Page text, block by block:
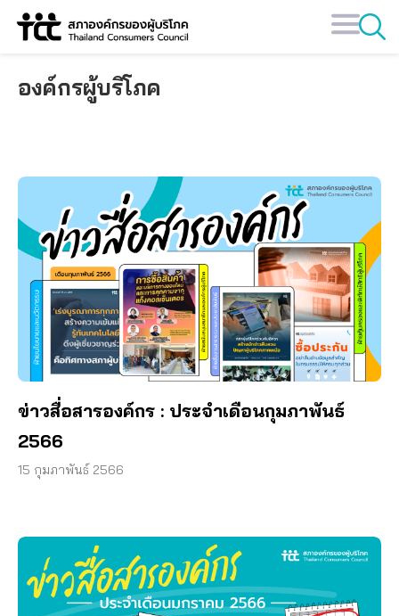
Skip
องค์กรผู้บริโภค
ข่าวสื่อสารองค์กร : ประจำเดือนกุมภาพันธ์
2566
15 กุมภาพันธ์ 2566